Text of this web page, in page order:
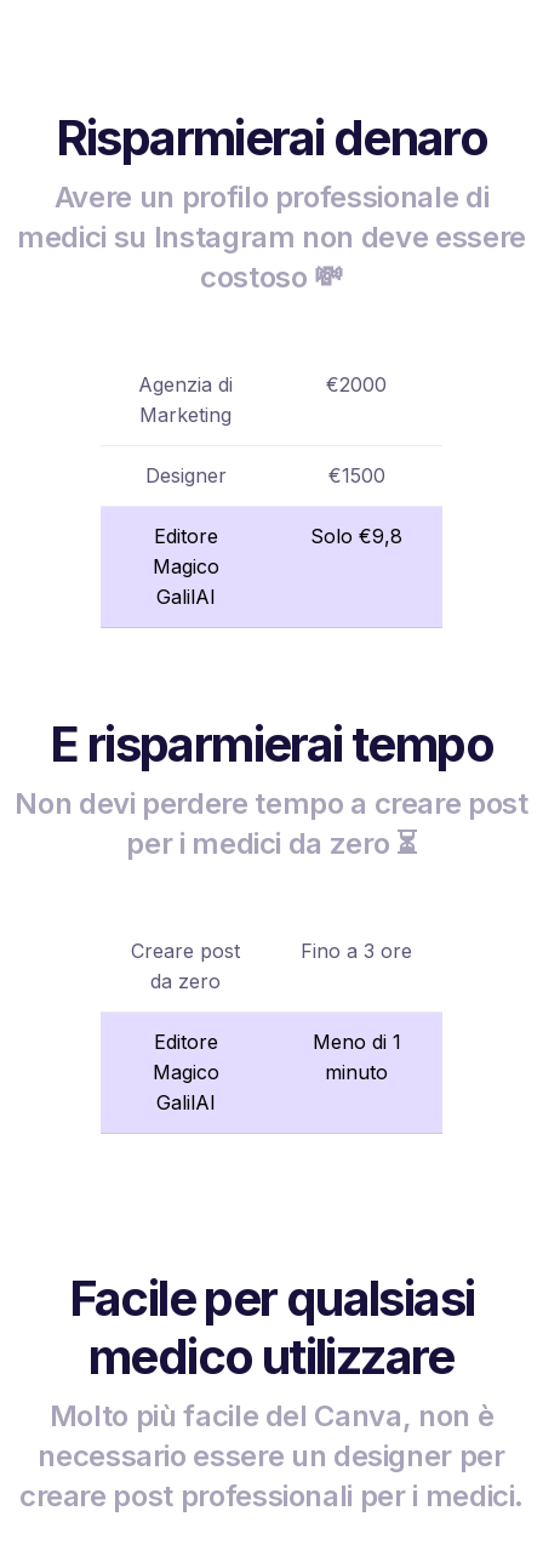
Risparmierai denaro
Avere un profilo professionale di
medici su Instagram non deve essere
costoso 💸
Agenzia di
Marketing
€2000
Designer €1500
Editore
Magico
GalilAI
Solo €9,8
E risparmierai tempo
Non devi perdere tempo a creare post
per i medici da zero ⏳
Creare post
da zero
Fino a 3 ore
Editore
Magico
GalilAI
Meno di 1
minuto
Facile per qualsiasi
medico utilizzare
Molto più facile del Canva, non è
necessario essere un designer per
creare post professionali per i medici.